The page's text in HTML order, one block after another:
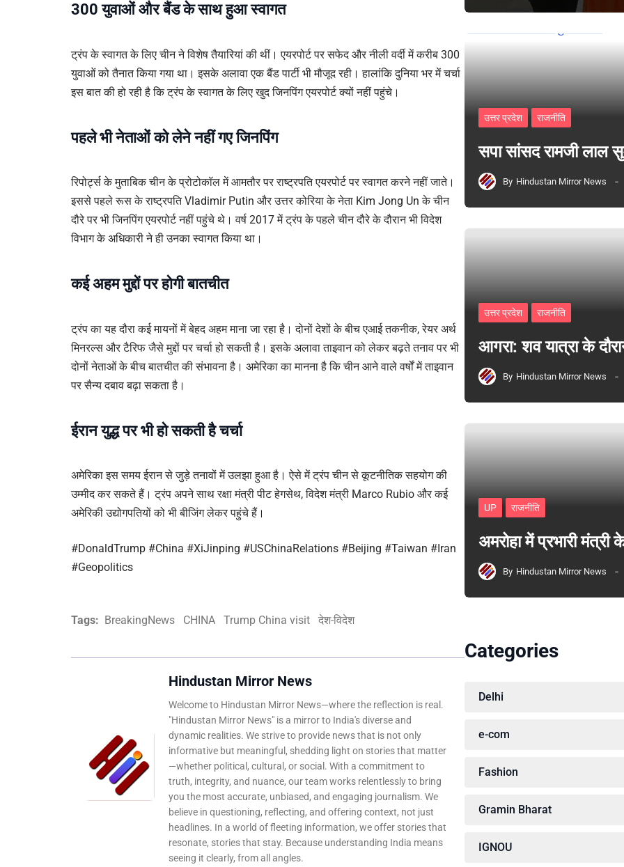
300 युवाओं और बैंड के साथ हुआ स्वागत
ट्रंप के स्वागत के लिए चीन ने विशेष तैयारियां की थीं। एयरपोर्ट पर सफेद और नीली वर्दी में करीब 300
युवाओं को तैनात किया गया था। इसके अलावा एक बैंड पार्टी भी मौजूद रही। हालांकि दुनिया भर में चर्चा
इस बात की हो रही है कि ट्रंप के स्वागत के लिए खुद जिनपिंग एयरपोर्ट क्यों नहीं पहुंचे।
पहले भी नेताओं को लेने नहीं गए जिनपिंग
रिपोर्ट्स के मुताबिक चीन के प्रोटोकॉल में आमतौर पर राष्ट्रपति एयरपोर्ट पर स्वागत करने नहीं जाते।
इससे पहले रूस के राष्ट्रपति Vladimir Putin और उत्तर कोरिया के नेता Kim Jong Un के चीन
दौरे पर भी जिनपिंग एयरपोर्ट नहीं पहुंचे थे। वर्ष 2017 में ट्रंप के पहले चीन दौरे के दौरान भी विदेश
विभाग के अधिकारी ने ही उनका स्वागत किया था।
कई अहम मुद्दों पर होगी बातचीत
ट्रंप का यह दौरा कई मायनों में बेहद अहम माना जा रहा है। दोनों देशों के बीच एआई तकनीक, रेयर अर्थ
मिनरल्स और टैरिफ जैसे मुद्दों पर चर्चा हो सकती है। इसके अलावा ताइवान को लेकर बढ़ते तनाव पर भी
दोनों नेताओं के बीच बातचीत की संभावना है। अमेरिका का मानना है कि चीन आने वाले वर्षों में ताइवान
पर सैन्य दबाव बढ़ा सकता है।
ईरान युद्ध पर भी हो सकती है चर्चा
अमेरिका इस समय ईरान से जुड़े तनावों में उलझा हुआ है। ऐसे में ट्रंप चीन से कूटनीतिक सहयोग की
उम्मीद कर सकते हैं। ट्रंप अपने साथ रक्षा मंत्री पीट हेगसेथ, विदेश मंत्री Marco Rubio और कई
अमेरिकी उद्योगपतियों को भी बीजिंग लेकर पहुंचे हैं।
#DonaldTrump #China #XiJinping #USChinaRelations #Beijing #Taiwan #Iran
#Geopolitics
Tags: BreakingNews CHINA Trump China visit देश-विदेश
Hindustan Mirror News
Welcome to Hindustan Mirror News—where the reflection is real.
"Hindustan Mirror News" is a mirror to India's diverse and
dynamic realities. We strive to provide news that is not only
informative but meaningful, shedding light on stories that matter
—whether political, cultural, or social. With a commitment to
truth, integrity, and nuance, our team works relentlessly to bring
you the most accurate, unbiased, and engaging journalism. We
believe in questioning, reflecting, and offering context, not just
headlines. In a world of fleeting information, we offer stories that
resonate, stories that stay. Because understanding India means
seeing it clearly, from all angles.
उत्तर प्रदेश राजनीति
सपा सांसद रामजी लाल
By Hindustan Mirror News
उत्तर प्रदेश राजनीति
आगरा: शव यात्रा के
By Hindustan Mirror News
UP राजनीति
अमरोहा में प्रभारी
By Hindustan Mirror News
Categories
Delhi
e-com
Fashion
Gramin Bharat
IGNOU